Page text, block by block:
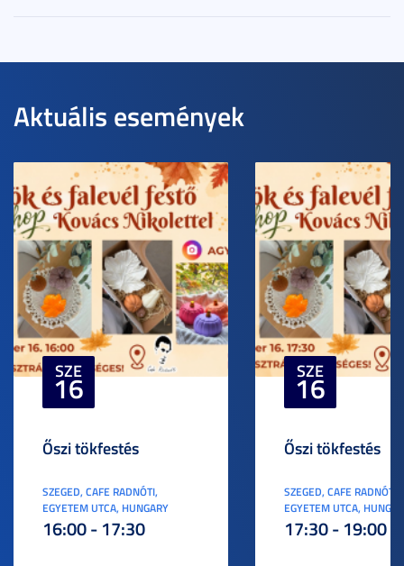
Aktuális események
SZE
16
Őszi tökfestés
SZEGED, CAFE RADNÓTI,
EGYETEM UTCA, HUNGARY
16:00 - 17:30
SZE
16
Őszi tökfestés
SZEGED, CAFE RADNÓTI,
EGYETEM UTCA,
17:30 - 19:00